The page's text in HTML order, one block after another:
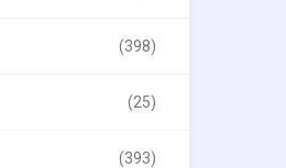
(398)
(25)
(393)